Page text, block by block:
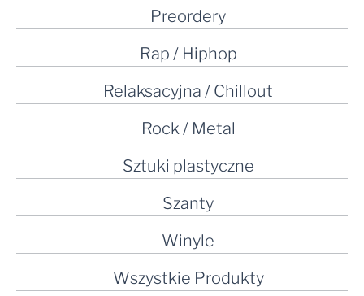
Preordery
Rap / Hiphop
Relaksacyjna / Chillout
Rock / Metal
Sztuki plastyczne
Szanty
Winyle
Wszystkie Produkty